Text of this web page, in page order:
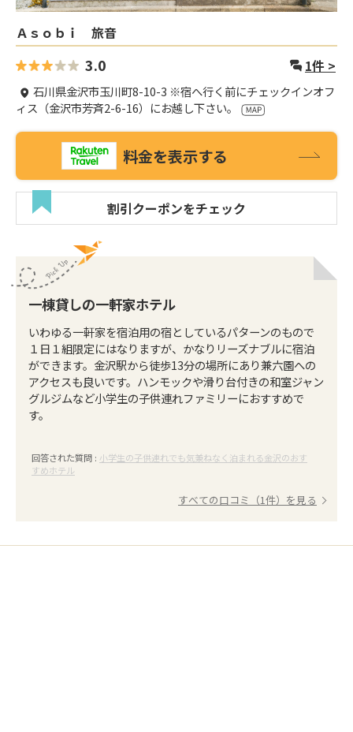
Ａｓｏｂｉ 旅音
3.0 1件 >
石川県金沢市玉川町8-10-3 ※宿へ行く前にチェックインオフ
ィス（金沢市芳斉2-6-16）にお越し下さい。
料金を表示する
割引クーポンをチェック
一棟貸しの一軒家ホテル
いわゆる一軒家を宿泊用の宿としているパターンのもので
１日１組限定にはなりますが、かなりリーズナブルに宿泊
ができます。金沢駅から徒歩13分の場所にあり兼六園への
アクセスも良いです。ハンモックや滑り台付きの和室ジャン
グルジムなど小学生の子供連れファミリーにおすすめで
す。
回答された質問 : 小学生の子供連れでも気兼ねなく泊まれる金沢のおす
すめホテル
すべての口コミ（1件）を見る